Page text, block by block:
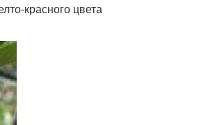
красного цвета